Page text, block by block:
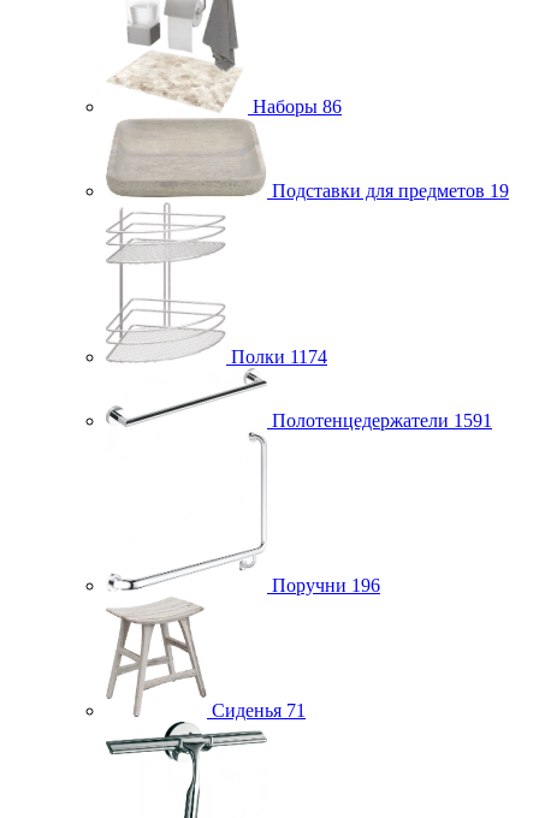
Наборы 86
Подставки для предметов 19
Полки 1174
Полотенцедержатели 1591
Поручни 196
Сиденья 71